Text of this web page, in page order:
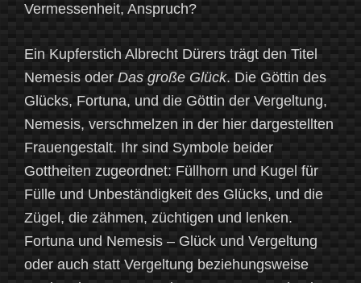
Vermessenheit, Anspruch?
Ein Kupferstich Albrecht Dürers trägt den Titel
Nemesis oder Das große Glück. Die Göttin des
Glücks, Fortuna, und die Göttin der Vergeltung,
Nemesis, verschmelzen in der hier dargestellten
Frauengestalt. Ihr sind Symbole beider
Gottheiten zugeordnet: Füllhorn und Kugel für
Fülle und Unbeständigkeit des Glücks, und die
Zügel, die zähmen, züchtigen und lenken.
Fortuna und Nemesis – Glück und Vergeltung
oder auch statt Vergeltung beziehungsweise